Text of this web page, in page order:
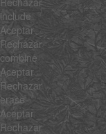
include
Aceptar
Rechazar
combine
Aceptar
Rechazar
erase
Aceptar
Rechazar